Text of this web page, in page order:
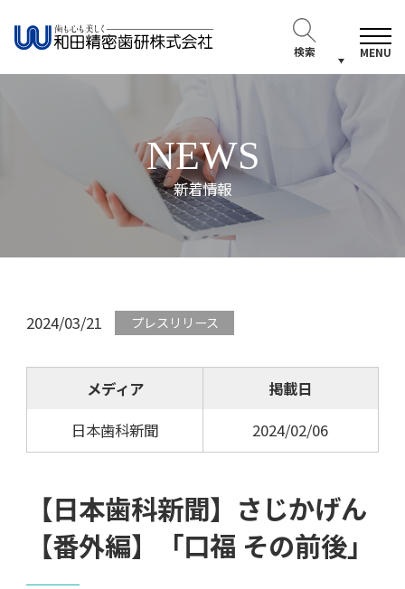
検索 MENU
NEWS
新着情報
2024/03/21 プレスリリース
メディア
日本歯科新聞
掲載日
2024/02/06
【日本歯科新聞】さじかげん
【番外編】「口福 その前後」